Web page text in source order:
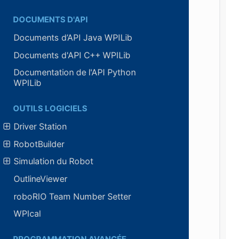
DOCUMENTS D'API
Documents d’API Java WPILib
Documents d'API C++ WPILib
Documentation de l'API Python
WPILib
OUTILS LOGICIELS
Driver Station
RobotBuilder
Simulation du Robot
OutlineViewer
roboRIO Team Number Setter
WPIcal